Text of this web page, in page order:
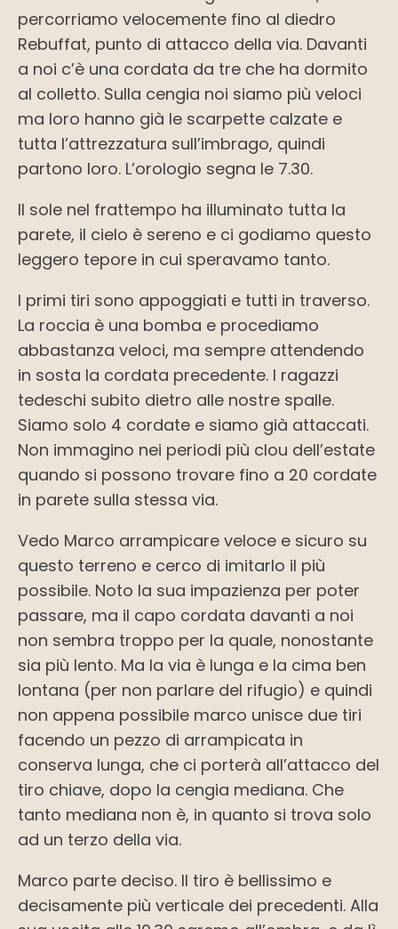
percorriamo velocemente fino al diedro
Rebuffat, punto di attacco della via. Davanti
a noi c’è una cordata da tre che ha dormito
al colletto. Sulla cengia noi siamo più veloci
ma loro hanno già le scarpette calzate e
tutta l’attrezzatura sull’imbrago, quindi
partono loro. L’orologio segna le 7.30.
Il sole nel frattempo ha illuminato tutta la
parete, il cielo è sereno e ci godiamo questo
leggero tepore in cui speravamo tanto.
I primi tiri sono appoggiati e tutti in traverso.
La roccia è una bomba e procediamo
abbastanza veloci, ma sempre attendendo
in sosta la cordata precedente. I ragazzi
tedeschi subito dietro alle nostre spalle.
Siamo solo 4 cordate e siamo già attaccati.
Non immagino nei periodi più clou dell’estate
quando si possono trovare fino a 20 cordate
in parete sulla stessa via.
Vedo Marco arrampicare veloce e sicuro su
questo terreno e cerco di imitarlo il più
possibile. Noto la sua impazienza per poter
passare, ma il capo cordata davanti a noi
non sembra troppo per la quale, nonostante
sia più lento. Ma la via è lunga e la cima ben
lontana (per non parlare del rifugio) e quindi
non appena possibile marco unisce due tiri
facendo un pezzo di arrampicata in
conserva lunga, che ci porterà all’attacco del
tiro chiave, dopo la cengia mediana. Che
tanto mediana non è, in quanto si trova solo
ad un terzo della via.
Marco parte deciso. Il tiro è bellissimo e
decisamente più verticale dei precedenti. Alla